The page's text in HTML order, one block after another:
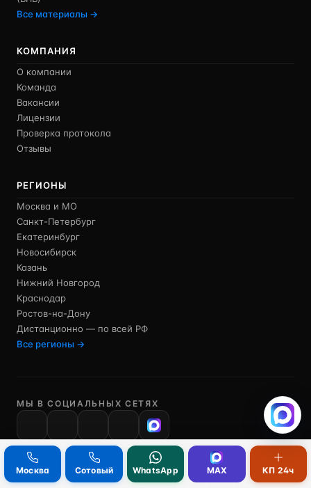
Все материалы →
КОМПАНИЯ
О компании
Команда
Вакансии
Лицензии
Проверка протокола
Отзывы
РЕГИОНЫ
Москва и МО
Санкт-Петербург
Екатеринбург
Новосибирск
Казань
Нижний Новгород
Краснодар
Ростов-на-Дону
Дистанционно — по всей РФ
Все регионы →
МЫ В СОЦИАЛЬНЫХ СЕТЯХ
Сайт носит исключительно информационный характер.
Москва Сотовый WhatsApp MAX КП 24ч